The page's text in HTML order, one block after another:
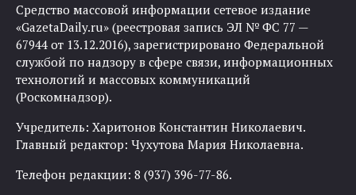
Средство массовой информации сетевое издание
«GazetaDaily.ru» (реестровая запись ЭЛ № ФС 77 —
67944 от 13.12.2016), зарегистрировано Федеральной
службой по надзору в сфере связи, информационных
технологий и массовых коммуникаций
(Роскомнадзор).
Учредитель: Харитонов Константин Николаевич.
Главный редактор: Чухутова Мария Николаевна.
Телефон редакции: 8 (937) 396-77-86.